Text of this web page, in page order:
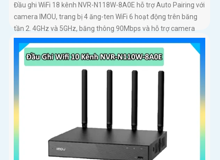
Đầu ghi WiFi 18 kênh NVR-N118W-8A0E hỗ trợ Auto Pairing với
camera IMOU, trang bị 4 ăng-ten WiFi 6 hoạt động trên băng
tần 2. 4GHz và 5GHz, băng thông 90Mbps và hỗ trợ camera
đến 8MP